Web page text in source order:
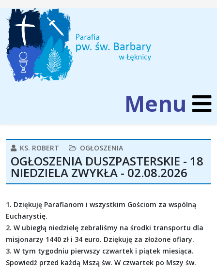
KS. ROBERT OGŁOSZENIA
OGŁOSZENIA DUSZPASTERSKIE - 18
NIEDZIELA ZWYKŁA - 02.08.2026
1. Dziękuję Parafianom i wszystkim Gościom za wspólną
Eucharystię.
2. W ubiegłą niedzielę zebraliśmy na środki transportu dla
misjonarzy 1440 zł i 34 euro. Dziękuję za złożone ofiary.
3. W tym tygodniu pierwszy czwartek i piątek miesiąca.
Spowiedź przed każdą Mszą św. W czwartek po Mszy św.